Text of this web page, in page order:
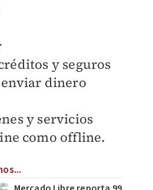
y seguros
dinero
y servicios
como offline.